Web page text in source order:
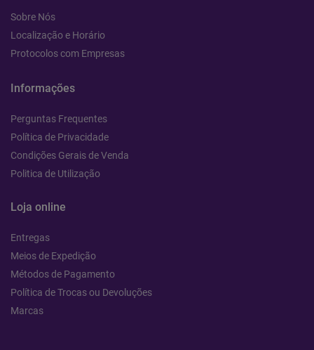
Sobre Nós
Localização e Horário
Protocolos com Empresas
Informações
Perguntas Frequentes
Política de Privacidade
Condições Gerais de Venda
Politica de Utilização
Loja online
Entregas
Meios de Expedição
Métodos de Pagamento
Política de Trocas ou Devoluções
Marcas